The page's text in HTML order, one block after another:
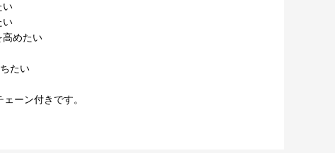
い
い
高めたい
たい
ーン付きです。